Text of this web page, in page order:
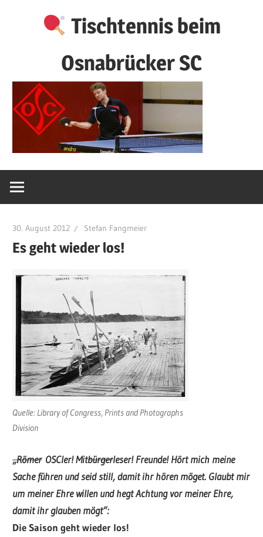
Tischtennis beim
Osnabrücker SC
30. August 2012 Stefan Fangmeier
Es geht wieder los!
Quelle: Library of Congress, Prints and Photographs
Division
„RömerOSCler! Mitbürgerleser! Freunde! Hört mich meine
Sache führen und seid still, damit ihr hören möget. Glaubt mir
um meiner Ehre willen und hegt Achtung vor meiner Ehre,
damit ihr glauben mögt“:
Die Saison geht wieder los!